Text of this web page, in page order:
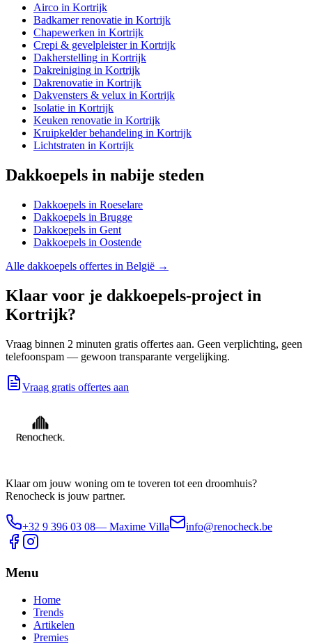
Airco in Kortrijk
Badkamer renovatie in Kortrijk
Chapewerken in Kortrijk
Crepi & gevelpleisterin Kortrijk
Dakherstelling in Kortrijk
Dakreiniging in Kortrijk
Dakrenovatie in Kortrijk
Dakvensters & velux in Kortrijk
Isolatie in Kortrijk
Keuken renovatie in Kortrijk
Kruipkelder behandeling in Kortrijk
Lichtstraten in Kortrijk
Dakkoepels in nabije steden
Dakkoepels in Roeselare
Dakkoepels in Brugge
Dakkoepels in Gent
Dakkoepels in Oostende
Alle dakkoepels offertes in België →
Klaar voor je dakkoepels-project in
Kortrijk?
Vraag binnen 2 minuten gratis offertes aan. Geen verplichting, geen
telefoonspam — gewoon transparante vergelijking.
Vraag gratis offertes aan
Klaar om jouw woning om te toveren tot een droomhuis?
Renocheck is jouw partner.
+32 9 396 03 08— Maxime Villa info@renocheck.be
Menu
Home
Trends
Artikelen
Premies